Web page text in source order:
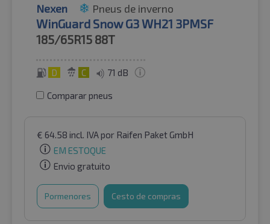
Nexen Pneus de inverno
WinGuard Snow G3 WH21 3PMSF
185/65R15 88T
D C 71 dB
Comparar pneus
€ 64.58 incl. IVApor Raifen Paket GmbH
EM ESTOQUE
Envio gratuito
Pormenores Cesto de compras